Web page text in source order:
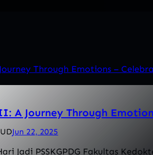
A Journey Through
Jun 22, 2025
Jadi PSSKGPDG Fakultas